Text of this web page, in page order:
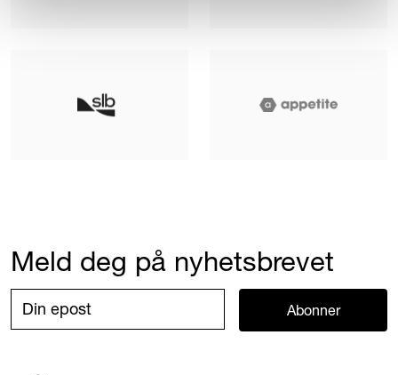
Meld deg på nyhetsbrevet
Abonner